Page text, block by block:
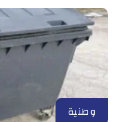
وطنية